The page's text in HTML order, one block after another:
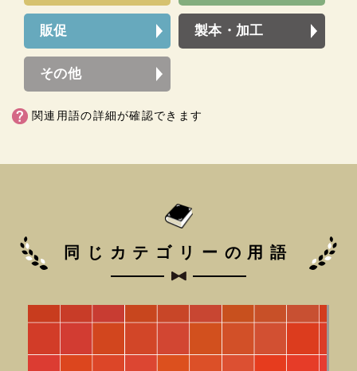
販促 製本・加工
その他
関連用語の詳細が確認できます
同じカテゴリーの用語